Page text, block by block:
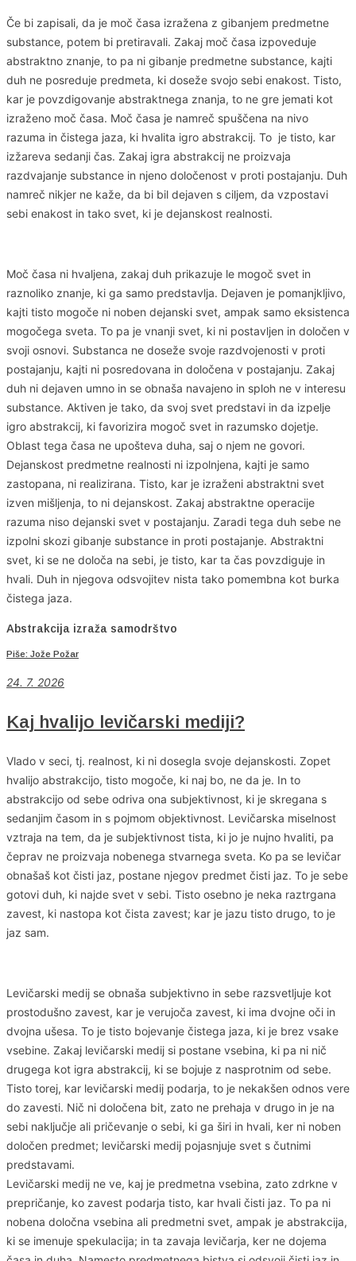
Če bi zapisali, da je moč časa izražena z gibanjem predmetne
substance, potem bi pretiravali. Zakaj moč časa izpoveduje
abstraktno znanje, to pa ni gibanje predmetne substance, kajti
duh ne posreduje predmeta, ki doseže svojo sebi enakost. Tisto,
kar je povzdigovanje abstraktnega znanja, to ne gre jemati kot
izraženo moč časa. Moč časa je namreč spuščena na nivo
razuma in čistega jaza, ki hvalita igro abstrakcij. To je tisto, kar
izžareva sedanji čas. Zakaj igra abstrakcij ne proizvaja
razdvajanje substance in njeno določenost v proti postajanju. Duh
namreč nikjer ne kaže, da bi bil dejaven s ciljem, da vzpostavi
sebi enakost in tako svet, ki je dejanskost realnosti.
Moč časa ni hvaljena, zakaj duh prikazuje le mogoč svet in
raznoliko znanje, ki ga samo predstavlja. Dejaven je pomanjkljivo,
kajti tisto mogoče ni noben dejanski svet, ampak samo eksistenca
mogočega sveta. To pa je vnanji svet, ki ni postavljen in določen v
svoji osnovi. Substanca ne doseže svoje razdvojenosti v proti
postajanju, kajti ni posredovana in določena v postajanju. Zakaj
duh ni dejaven umno in se obnaša navajeno in sploh ne v interesu
substance. Aktiven je tako, da svoj svet predstavi in da izpelje
igro abstrakcij, ki favorizira mogoč svet in razumsko dojetje.
Oblast tega časa ne upošteva duha, saj o njem ne govori.
Dejanskost predmetne realnosti ni izpolnjena, kajti je samo
zastopana, ni realizirana. Tisto, kar je izraženi abstraktni svet
izven mišljenja, to ni dejanskost. Zakaj abstraktne operacije
razuma niso dejanski svet v postajanju. Zaradi tega duh sebe ne
izpolni skozi gibanje substance in proti postajanje. Abstraktni
svet, ki se ne določa na sebi, je tisto, kar ta čas povzdiguje in
hvali. Duh in njegova odsvojitev nista tako pomembna kot burka
čistega jaza.
Abstrakcija izraža samodrštvo
Piše: Jože Požar
24. 7. 2026
Kaj hvalijo levičarski mediji?
Vlado v seci, tj. realnost, ki ni dosegla svoje dejanskosti. Zopet
hvalijo abstrakcijo, tisto mogoče, ki naj bo, ne da je. In to
abstrakcijo od sebe odriva ona subjektivnost, ki je skregana s
sedanjim časom in s pojmom objektivnost. Levičarska miselnost
vztraja na tem, da je subjektivnost tista, ki jo je nujno hvaliti, pa
čeprav ne proizvaja nobenega stvarnega sveta. Ko pa se levičar
obnašaš kot čisti jaz, postane njegov predmet čisti jaz. To je sebe
gotovi duh, ki najde svet v sebi. Tisto osebno je neka raztrgana
zavest, ki nastopa kot čista zavest; kar je jazu tisto drugo, to je
jaz sam.
Levičarski medij se obnaša subjektivno in sebe razsvetljuje kot
prostodušno zavest, kar je verujoča zavest, ki ima dvojne oči in
dvojna ušesa. To je tisto bojevanje čistega jaza, ki je brez vsake
vsebine. Zakaj levičarski medij si postane vsebina, ki pa ni nič
drugega kot igra abstrakcij, ki se bojuje z nasprotnim od sebe.
Tisto torej, kar levičarski medij podarja, to je nekakšen odnos vere
do zavesti. Nič ni določena bit, zato ne prehaja v drugo in je na
sebi naključje ali pričevanje o sebi, ki ga širi in hvali, ker ni noben
določen predmet; levičarski medij pojasnjuje svet s čutnimi
predstavami.
Levičarski medij ne ve, kaj je predmetna vsebina, zato zdrkne v
prepričanje, ko zavest podarja tisto, kar hvali čisti jaz. To pa ni
nobena določna vsebina ali predmetni svet, ampak je abstrakcija,
ki se imenuje spekulacija; in ta zavaja levičarja, ker ne dojema